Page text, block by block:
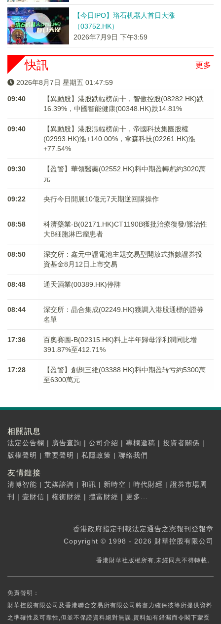
【今日IPO】珞石机器人首日大涨
（03752.HK）
2026年7月9日 下午3:59
更多
快訊
2026年8月7日 星期五 01:48:00
09:40
【異動股】港股跌幅榜前十，智傲控股(08282.HK)跌
16.39%，中國智能健康(00348.HK)跌14.81%
09:40
【異動股】港股漲幅榜前十，帝國科技集團股權
(02993.HK)漲+140.00%，拿森科技(02261.HK)漲
+77.54%
09:30
【盈警】華領醫藥(02552.HK)料中期盈轉虧約3020萬
元
09:22 央行今日開展10億元7天期逆回購操作
08:58
科濟藥業-B(02171.HK)CT1190B獲批治療復發/難治性
大B細胞淋巴瘤患者
08:50
深交所：鑫元中證電池主題交易型開放式指數證券投
資基金8月12日上市交易
08:48 通天酒業(00389.HK)停牌
08:44
深交所：晶合集成(02249.HK)獲調入港股通標的證券
名單
17:36
百奧賽圖-B(02315.HK)料上半年歸母淨利潤同比增
391.87%至412.71%
17:28
【盈警】創想三維(03388.HK)料中期盈转亏約5300萬
至6300萬元
相關訊息
法定公告欄 | 廣告查詢 | 公司介紹 | 專欄邀稿 | 投資者關係 |
版權聲明 | 重要聲明 | 私隱政策 | 聯絡我們
友情鏈接
清博智能 | 艾媒諮詢 | 和訊 | 新時空 | 時代財經 | 證券市場周
刊
| 壹財信 | 權衡財經 | 攬富財經 | 更多...
香港政府指定刊載法定通告之憲報刊登報章
Copyright © 1998 - 2026 財華控股有限公司
香港財華社版權所有,未經同意不得轉載。
免責聲明：
財華控股有限公司及香港聯合交易所有限公司將盡力確保彼等所提供資料
之準確性及可靠性,但並不保證資料絕對無誤,資料如有錯漏而令閣下蒙受